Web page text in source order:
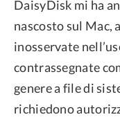
DaisyDisk mi ha
nascosto sul Mac,
inosservate
contrassegnate
genere a file di
richiedono